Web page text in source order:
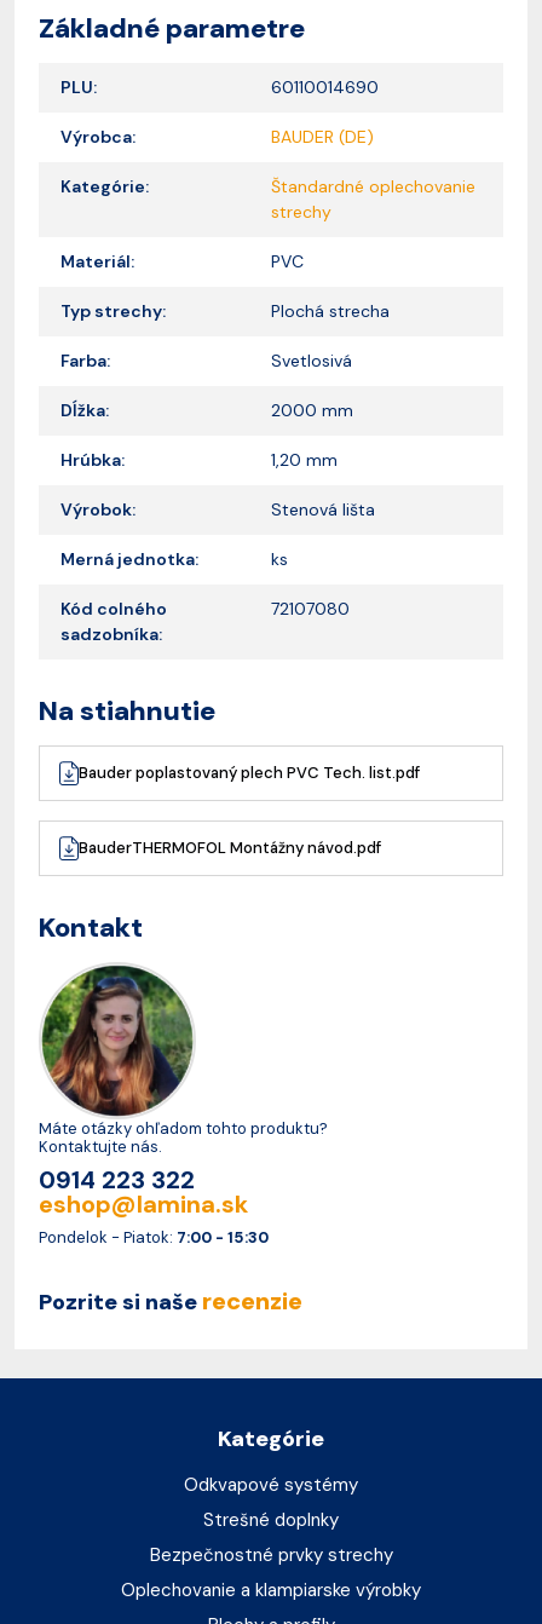
Základné parametre
PLU: 60110014690
Výrobca: BAUDER (DE)
Kategórie:
Štandardné oplechovanie
strechy
Materiál: PVC
Typ strechy: Plochá strecha
Farba: Svetlosivá
Dĺžka: 2000 mm
Hrúbka: 1,20 mm
Výrobok: Stenová lišta
Merná jednotka: ks
Kód colného
sadzobníka:
72107080
Na stiahnutie
Bauder poplastovaný plech PVC Tech. list.pdf
BauderTHERMOFOL Montážny návod.pdf
Kontakt
Máte otázky ohľadom tohto produktu?
Kontaktujte nás.
0914 223 322
eshop@lamina.sk
Pondelok - Piatok: 7:00 - 15:30
Pozrite si naše recenzie
Kategórie
Odkvapové systémy
Strešné doplnky
Bezpečnostné prvky strechy
Oplechovanie a klampiarske výrobky